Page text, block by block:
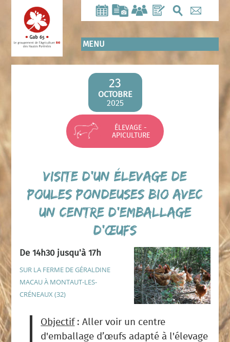
contenu
principal
MENU
23
OCTOBRE
2025
ÉLEVAGE -
APICULTURE
Visite d’un élevage de
poules pondeuses bio avec
un centre d’emballage
d’œufs
De 14h30 jusqu'à 17h
SUR LA FERME DE GÉRALDINE
MACAU À MONTAUT-LES-
CRÉNEAUX (32)
Objectif: Aller voir un centre
d'emballage d’œufs adapté à l'élevage